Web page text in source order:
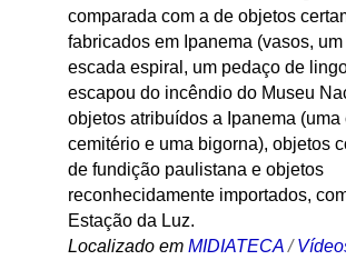
comparada com a de objetos
fabricados em Ipanema (vasos,
escada espiral, um pedaço de
escapou do incêndio do Museu
objetos atribuídos a Ipanema (uma
cemitério e uma bigorna), objetos
de fundição paulistana e objetos
reconhecidamente importados,
Estação da Luz.
Localizado em MIDIATECA /